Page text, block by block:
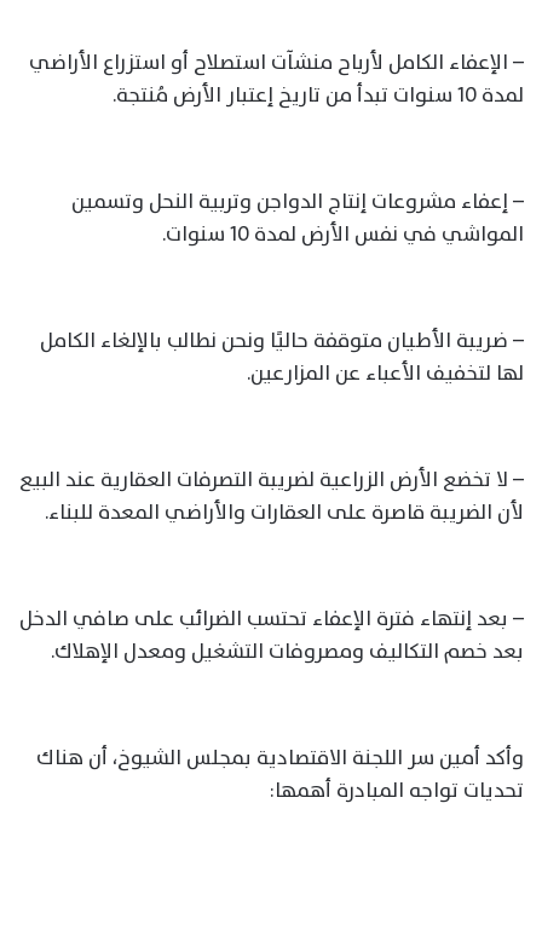
– الإعفاء الكامل لأرباح منشآت استصلاح أو استزراع الأراضي
لمدة 10 سنوات تبدأ من تاريخ إعتبار الأرض مُنتجة.
– إعفاء مشروعات إنتاج الدواجن وتربية النحل وتسمين
المواشي في نفس الأرض لمدة 10 سنوات.
– ضريبة الأطيان متوقفة حاليًا ونحن نطالب بالإلغاء الكامل
لها لتخفيف الأعباء عن المزارعين.
– لا تخضع الأرض الزراعية لضريبة التصرفات العقارية عند البيع
لأن الضريبة قاصرة على العقارات والأراضي المعدة للبناء.
– بعد إنتهاء فترة الإعفاء تحتسب الضرائب على صافي الدخل
بعد خصم التكاليف ومصروفات التشغيل ومعدل الإهلاك.
وأكد أمين سر اللجنة الاقتصادية بمجلس الشيوخ، أن هناك
تحديات تواجه المبادرة أهمها: